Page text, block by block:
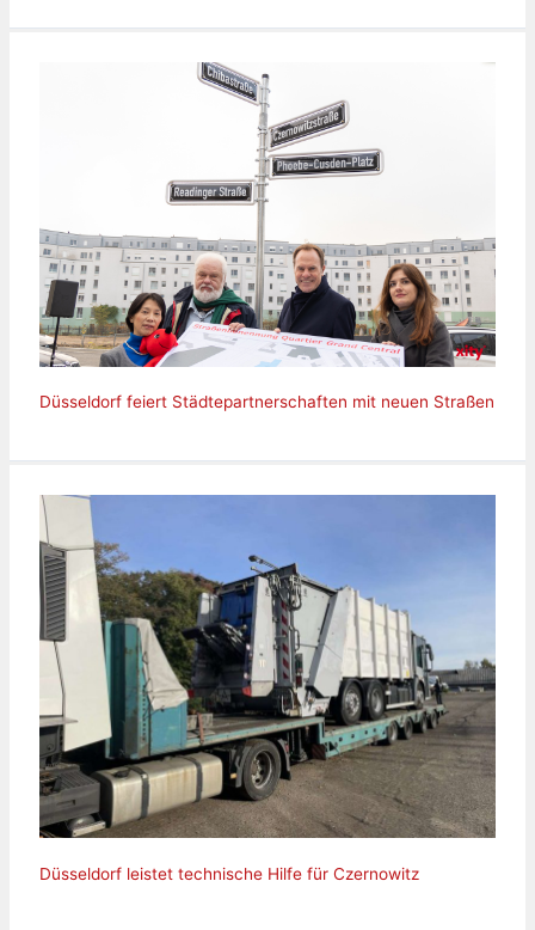
Düsseldorf feiert Städtepartnerschaften mit neuen Straßen
Düsseldorf leistet technische Hilfe für Czernowitz